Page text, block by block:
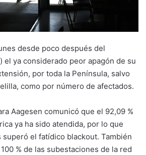
desde poco después del
el ya considerado peor apagón de su
por toda la Península, salvo
como por número de afectados.
Aagesen comunicó que el 92,09 %
ya ha sido atendida, por lo que
el fatídico blackout. También
% de las subestaciones de la red